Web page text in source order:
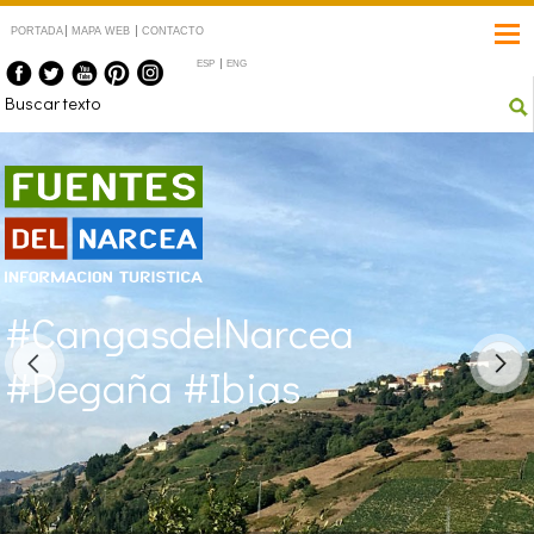
PORTADA MAPA WEB CONTACTO
ESP ENG
Fuentes del Narcea
#CangasdelNarcea
#Degaña #Ibias